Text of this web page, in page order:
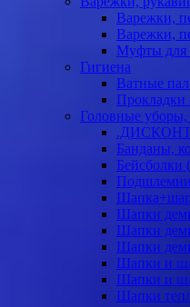
Варежки,
Варежки,
Муфты для
Гигиена
Ватные
Прокладки
Головные
Банданы,
Бейсболки
Шапки
Шапки
Шапки
Шапки и
Шапки и
Шапки